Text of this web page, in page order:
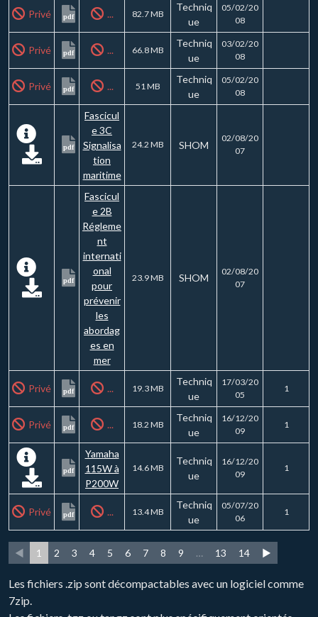
Privé pdf ... 82.7 MB
Techniq
ue
05/02/20
08
Privé pdf ... 66.8 MB
Techniq
ue
03/02/20
08
Privé pdf ... 51 MB
Techniq
ue
05/02/20
08
pdf
Fascicul
e 3C
Signalisa
tion
maritime
24.2 MB SHOM
02/08/20
07
pdf
Fascicul
e 2B
Régleme
nt
internati
onal
pour
prévenir
les
abordag
es en
mer
23.9 MB SHOM
02/08/20
07
Privé pdf ... 19.3 MB
Techniq
ue
17/03/20
05
1
Privé pdf ... 18.2 MB
Techniq
ue
16/12/20
09
1
pdf
Yamaha
115W à
P200W
14.6 MB
Techniq
ue
16/12/20
09
1
Privé pdf ... 13.4 MB
Techniq
ue
05/07/20
06
1
◄ 1 2 3 4 5 6 7 8 9 … 13 14 ►
Les fichiers .zip sont décompactables avec un logiciel comme
7zip.